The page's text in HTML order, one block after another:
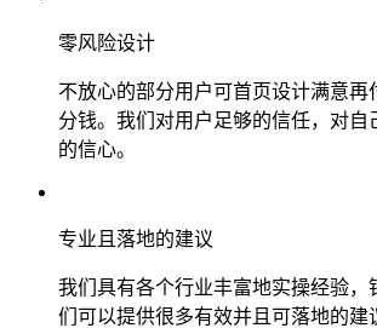
零风险设计
不放心的部分用户可首页设计满意再
分钱。我们对用户足够的信任，对自
的信心。
专业且落地的建议
我们具有各个行业丰富地实操经验，
们可以提供很多有效并且可落地的建